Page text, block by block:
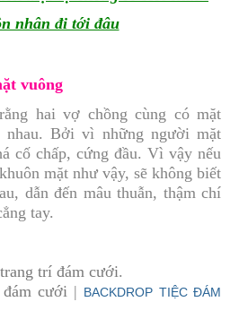
nhân đi tới đâu
vuông
hai vợ chồng cùng có mặt
Bởi vì những người mặt
cố chấp, cứng đầu. Vì vậy nếu
mặt như vậy, sẽ không biết
dẫn đến mâu thuẫn, thậm chí
tay.
trang trí đám cưới.
cưới | BACKDROP TIỆC ĐÁM